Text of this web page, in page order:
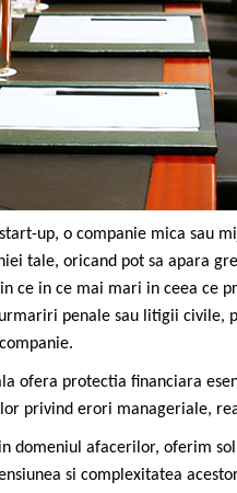
up, o companie mica sau
tale, oricand pot sa apara
ce in ce mai mari in ceea ce
penale sau litigii civile,
ofera protectia financiara
privind erori manageriale,
domeniul afacerilor, oferim
si complexitatea